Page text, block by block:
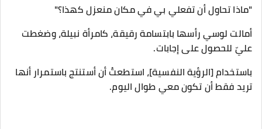
"ماذا تحاول أن تفعلي بي في مكان منعزل كهذا؟"
أمالت لوسي رأسها بابتسامة رقيقة، كامرأة نبيلة، وضغطت
عليّ للحصول على إجابات.
باستخدام [الرؤية النفسية]، استطعتُ أن أستنتج باستمرار أنها
تريد فقط أن تكون معي طوال اليوم.